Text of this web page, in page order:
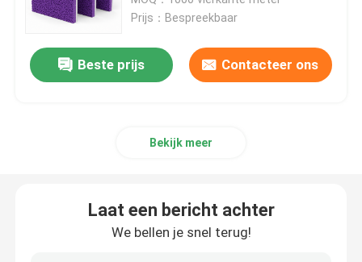
Geprefabriceerde Renbaan
technische begeleiding Custom
Prijs：Bespreekbaar
Beste prijs Contacteer ons
Bekijk meer
Laat een bericht achter
We bellen je snel terug!